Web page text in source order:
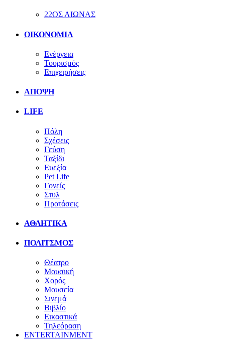
22ΟΣ ΑΙΩΝΑΣ
ΟΙΚΟΝΟΜΙΑ
Ενέργεια
Τουρισμός
Επιχειρήσεις
ΑΠΟΨΗ
LIFE
Πόλη
Σχέσεις
Γεύση
Ταξίδι
Ευεξία
Pet Life
Γονείς
Στυλ
Προτάσεις
ΑΘΛΗΤΙΚΑ
ΠΟΛΙΤΣΜΟΣ
Θέατρο
Μουσική
Χορός
Μουσεία
Σινεμά
Βιβλίο
Εικαστικά
Τηλεόραση
ENTERTAINMENT